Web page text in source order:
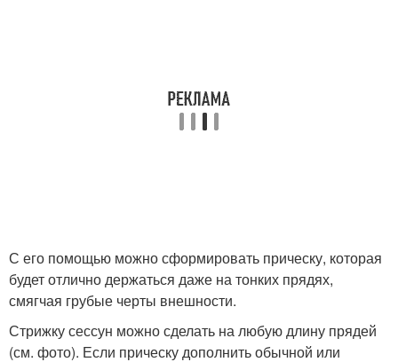
С его помощью можно сформировать прическу, которая
будет отлично держаться даже на тонких прядях,
смягчая грубые черты внешности.
Стрижку сессун можно сделать на любую длину прядей
(см. фото). Если прическу дополнить обычной или